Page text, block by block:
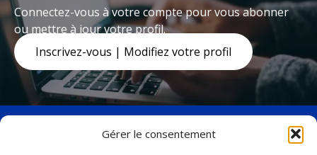
Gérer le consentement
Connectez-vous à votre compte pour vous abonner
ou mettre à jour votre profil.
Inscrivez-vous | Modifiez votre profil